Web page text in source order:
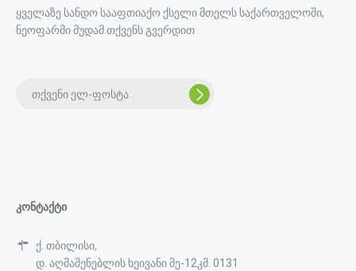
ყველაზე სანდო სააფთიაქო ქსელი მთელს საქართველოში,
ნეოფარმი მუდამ თქვენს გვერდით
კონტაქტი
ქ. თბილისი,
დ. აღმაშენებლის ხეივანი მე-12კმ. 0131